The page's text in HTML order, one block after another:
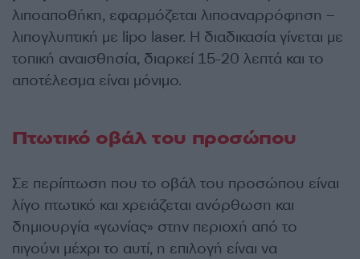
λιποαποθήκη, εφαρμόζεται λιποαναρρόφηση –
λιπογλυπτική με lipo laser. Η διαδικασία γίνεται με
τοπική αναισθησία, διαρκεί 15-20 λεπτά και το
αποτέλεσμα είναι μόνιμο.
Πτωτικό οβάλ του προσώπου
Σε περίπτωση που το οβάλ του προσώπου είναι
λίγο πτωτικό και χρειάζεται ανόρθωση και
δημιουργία «γωνίας» στην περιοχή από το
πιγούνι μέχρι το αυτί, η επιλογή είναι να